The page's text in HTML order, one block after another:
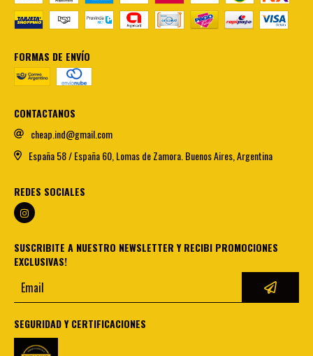
FORMAS DE ENVÍO
CONTACTANOS
cheap.ind@gmail.com
España 58 / España 60, Lomas de Zamora. Buenos Aires, Argentina
REDES SOCIALES
SUSCRIBITE A NUESTRO NEWSLETTER Y RECIBI PROMOCIONES
EXCLUSIVAS!
SEGURIDAD Y CERTIFICACIONES